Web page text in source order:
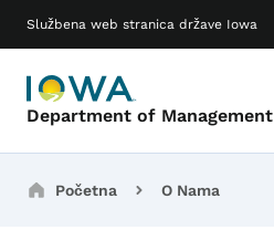
Službena web stranica države Iowa
Department of Management
Main navigation
Breadcrumbs
Početna O Nama